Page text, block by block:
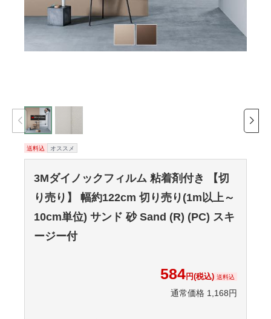
送料込 オススメ
3Mダイノックフィルム 粘着剤付き 【切
り売り】 幅約122cm 切り売り(1m以上～
10cm単位) サンド 砂 Sand (R) (PC) スキ
ージー付
584円(税込) 送料込
通常価格 1,168円